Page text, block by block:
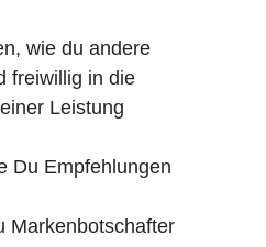
wie du andere
freiwillig in die
Leistung
Du Empfehlungen
Markenbotschafter